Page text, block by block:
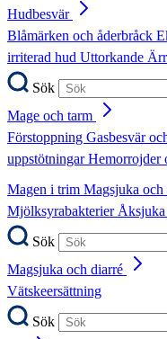
Hudbesvär
Blåmärken och åderbråck
irriterad hud Uttorkande
Sök
Mage och tarm
Förstoppning Gasbesvär
uppstötningarHemorrojder
Magen i trim Magsjuka och
MjölksyrabakterierÅksjuka
Sök
Magsjuka och diarré
Vätskeersättning
Sök